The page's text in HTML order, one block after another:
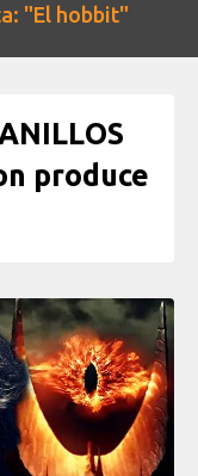
"El hobbit"
produce